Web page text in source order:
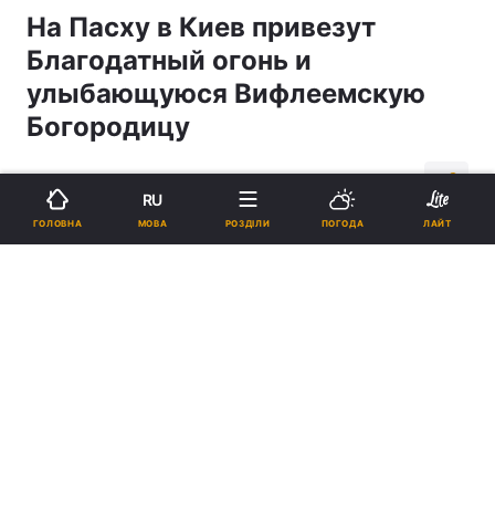
На Пасху в Киев привезут
Благодатный огонь и
улыбающуюся Вифлеемскую
Богородицу
Підпишіться на нас в Google
ГОЛОВНА
RU
МОВА РОЗДІЛИ ПОГОДА ЛАЙТ